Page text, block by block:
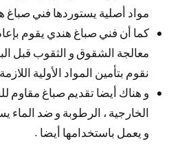
مواد أصلية يستوردها فني صباغ
كما أن فني صباغ هندي يقوم
معالجة الشقوق و الثقوب قبل
نقوم بتأمين المواد الأولية
و هناك أيضا تقديم صباغ مقاوم
الخارجية ، الرطوبة و ضد الماء
و يعمل باستخدامها أيضا .